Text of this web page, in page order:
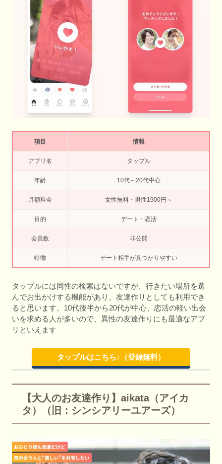
項目 情報
アプリ名 タップル
年齢 10代～20代中心
月額料金 女性無料・男性1900円～
目的 デート・恋活
会員数 非公開
特徴 デート相手が見つかりやすい
タップルには同性の検索はないですが、行きたい場所を選
んでお出かけする機能があり、友達作りとしても利用でき
ると思います。10代後半から20代が中心、恋活の軽い出会
いを求める人が多いので、異性の友達作りにも最適なアプ
リといえます
タップルはこちら♪（登録無料）
【大人のお友達作り】aikata（アイカ
タ）（旧：シンシアリーユアーズ）